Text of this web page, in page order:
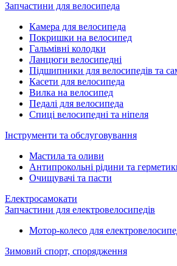
Запчастини для велосипеда
Камера для велосипеда
Покришки на велосипед
Гальмівні колодки
Ланцюги велосипедні
Підшипники для велосипедів та
Касети для велосипеда
Вилка на велосипед
Педалі для велосипеда
Спиці велосипедні та ніпеля
Інструменти та обслуговування
Мастила та оливи
Антипрокольні рідини та
Очищувачі та пасти
Електросамокати
Запчастини для електровелосипедів
Мотор-колесо для
Зимовий спорт, спорядження